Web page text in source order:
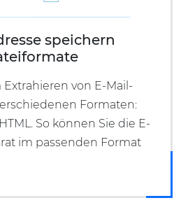
speichern
von E-Mail-
Formaten:
So können Sie die E-
im passenden Format